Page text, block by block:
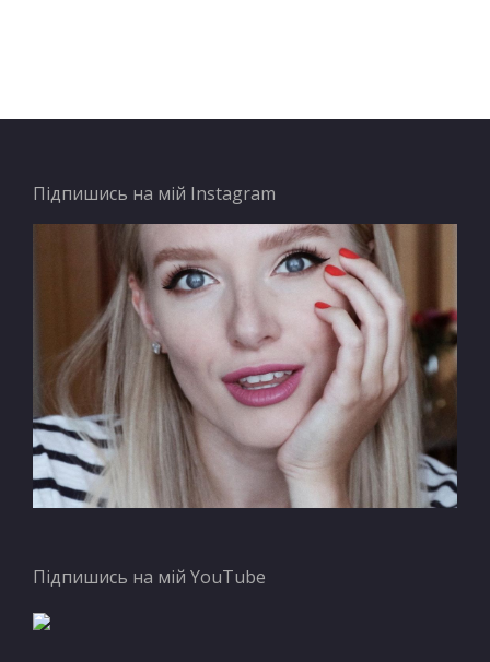
Підпишись на мій Instagram
Підпишись на мій YouTube